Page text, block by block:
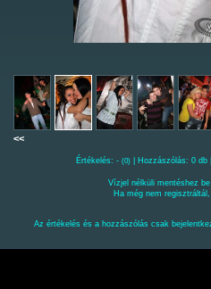
<<
Értékelés: - (0) | Hozzászólás: 0
Vízjel nélküli mentéshez
Ha még nem
Az értékelés és a hozzászólás csak